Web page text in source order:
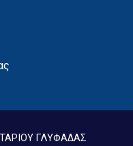
ΓΛΥΦΑΔΑΣ